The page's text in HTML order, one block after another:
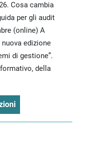
Cosa cambia
per gli audit
(online) A
edizione
di gestione”.
della